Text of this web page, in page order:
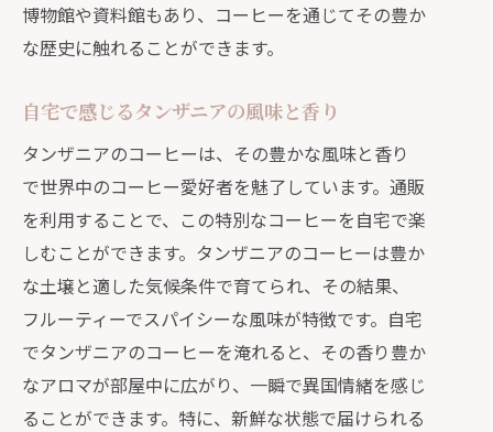
博物館や資料館もあり、コーヒーを通じてその豊か
な歴史に触れることができます。
自宅で感じるタンザニアの風味と香り
タンザニアのコーヒーは、その豊かな風味と香り
で世界中のコーヒー愛好者を魅了しています。通販
を利用することで、この特別なコーヒーを自宅で楽
しむことができます。タンザニアのコーヒーは豊か
な土壌と適した気候条件で育てられ、その結果、
フルーティーでスパイシーな風味が特徴です。自宅
でタンザニアのコーヒーを淹れると、その香り豊か
なアロマが部屋中に広がり、一瞬で異国情緒を感じ
ることができます。特に、新鮮な状態で届けられる